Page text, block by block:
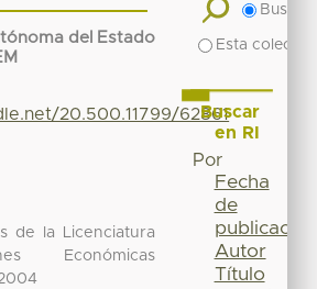
del Estado
20.500.11799/62861
de la Licenciatura
Económicas
Buscar
Esta
Buscar
en RI
Por
Fecha
de
publicación
Autor
Título